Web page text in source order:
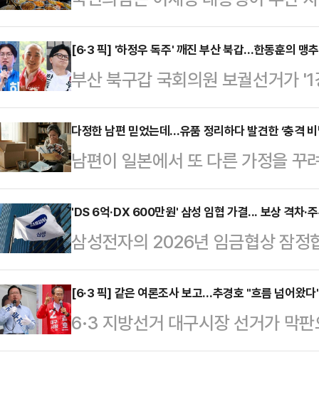
립의 의무 따위는 휴지 조각처럼 내
극에 달하고 있다"고 비판했다.박
장은 27일 논평을 통해 "이 대통령
략적 투자'를 운운하며 선거용 예산
자갈치시장으로 내려가 노골적인
박 공보단장은 "'대통령 내외가 온
을 연호하며 악수하…
[6·3 픽] '하정우 독주' 깨진 부산 북갑…한동훈의 맹
부산 북구갑 국회의원 보궐선거가
다. 그 속도는 매우 빨랐다. 이재명
더불어민주당 부산시장 후보의 후
는 듯했지만, 선거가 중반을 넘어서
쪽으로 옮겨붙는 분위기다.26일 정
서치가 부산일보 의뢰로 지난
여론조사 결과 한동훈 후보는
(34.0%)와 오…
다정한 남편 믿었는데…유품 정리하다 발견한 ‘충격 비
남편이 일본에서 또 다른 가정을 꾸
상간녀를 상대로 손해배상 청구가
오 ‘조인섭 변호사의 상담소’에는
알게 된 여성 A씨의 사연이 소개됐
기며 자기 관리가 철저한 사람이었
만큼 다정한 남편이었다”고 말했다
의 중역으로 반도체 제조 장비와 정
을 했다”며 “…
'DS 6억·DX 600만원' 삼성 임협 가결... 보상 격차·
삼성전자의 2026년 임금협상 잠정
총파업 리스크는 일단 해소됐다.
까지 거론됐던 최악의 시나리오는
모두 사라진 것은 아니다. 디바이
이 통과되면서 디바이스경험(DX)
[6·3 픽] 같은 여론조사 보고…추경호 "흐름 넘어왔
6·3 지방선거 대구시장 선거가 막
후보와 추경호 국민의힘 후보 양 캠